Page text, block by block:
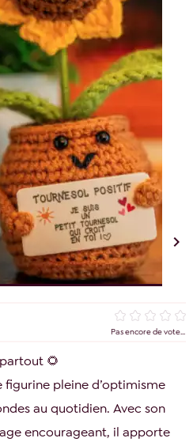

Pas encore de vote...
🌻
pleine d’optimisme
au quotidien. Avec son
encourageant, il apporte